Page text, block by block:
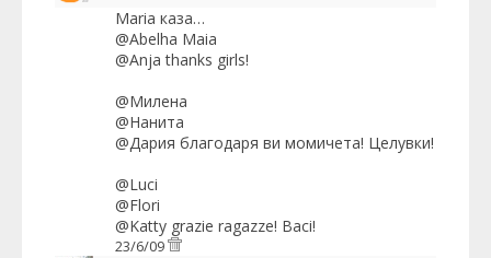
Maria каза…
@Abelha Maia
@Anja thanks girls!
@Милена
@Нанита
@Дария благодаря ви момичета! Целувки!
@Luci
@Flori
@Katty grazie ragazze! Baci!
23/6/09